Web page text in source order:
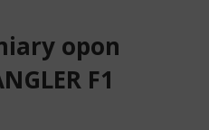
opon
F1